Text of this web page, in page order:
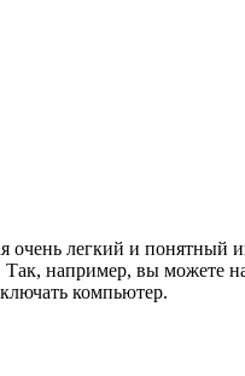
очень легкий и
например, вы можете
компьютер.